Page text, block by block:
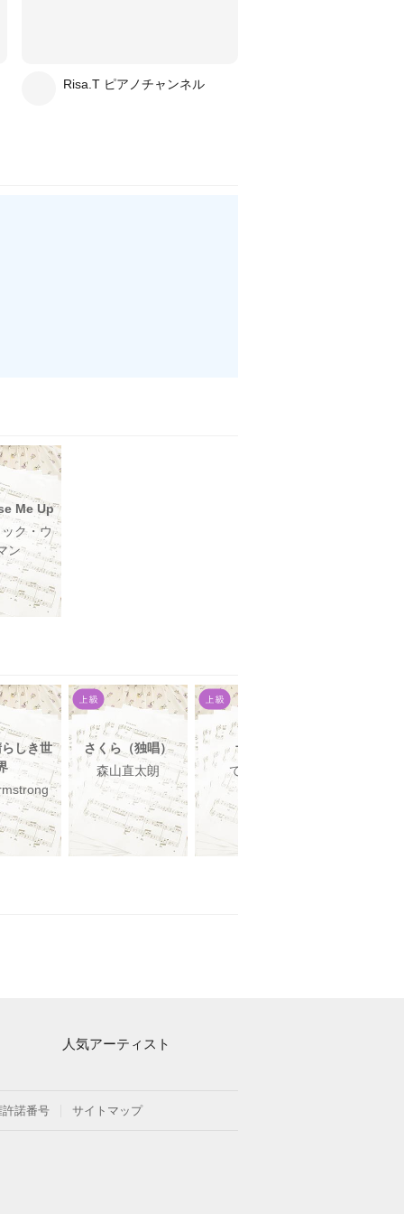
Risa.T ピアノチャンネル
Me Up
ク・ウ
ン
しき世
さくら（独唱）
森山直太朗
ザムザ
てにをは
人気アーティスト
ヨルシカ
許諾番号 サイトマップ